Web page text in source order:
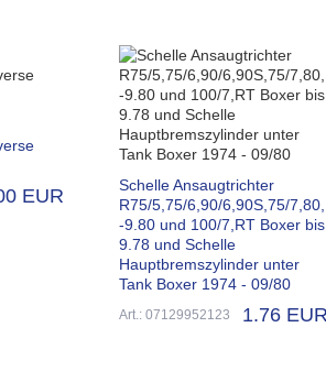
EUR
Schelle Ansaugtrichter
R75/5,75/6,90/6,90S,75/7,80,
-9.80 und 100/7,RT Boxer bis
9.78 und Schelle
Hauptbremszylinder unter
Tank Boxer 1974 - 09/80
Art.: 07129952123 1.76